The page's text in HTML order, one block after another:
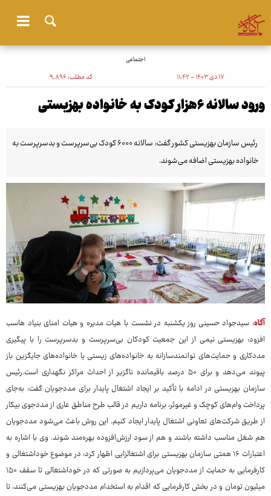
اجتماعی
۱۷ دی ۱۴۰۳ - ۱۱:۴۲ کد مطلب:۹٬۸۹۶
ورود سالانه ۶هزار کودک به خانواده بهزیستی
رئیس سازمان بهزیستی کشور گفت: سالانه ۶۰۰۰ کودک بی‌سرپرست و بدسرپرست به
خانواده بهزیستی اضافه می‌شوند.
آگاه: سیدجواد حسینی روز یکشنبه در نشست با هیات مدیره و هیات امنای بنیاد هاسب
افزود: بهزیستی نیمی از این جمعیت کودکان بی‌سرپرست و بدسرپرست را با پیگیری
مددکاری و حمایت‌های توانمندسازانه به خانواده‌های زیستی یا خانواده‌های جایگزین باز
پیوند می‌دهد و برای ۵۰ درصد باقیمانده ناگزیر از احداث مراکز نگهداری است.رئیس
سازمان بهزیستی در ادامه با تأکید بر ایجاد اشتغال پایدار برای مددجویان گفت: به‌جای
پرداخت وام‌های کوچک و غیرموثر، برنامه داریم در قالب طرح مناطق عاری از مددجوی بیکار
از طریق شرکت‌های تعاونی اشتغال پایدار ایجاد کنیم. این روش باعث می‌شود مددجویان
هم شغل مناسب داشته باشند و هم از سود ارزش‌افزوده بهره‌مند شوند. وی با اشاره به
اعتبارات ۱۶ همتی سازمان بهزیستی برای اشتغالزایی اظهار کرد: در موضوع خوداشتغالی و
کارفرمایی به حمایت از مددجویان می‌پردازیم به صورتی که در خوداشتغالی تا سقف ۱۵۰
میلیون تومان و در بخش کارفرمایی که اقدام به استخدام مددجویان بهزیستی می‌کنند، تا